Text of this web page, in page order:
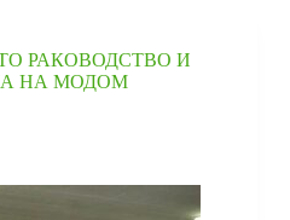
РАКОВОДСТВО И
НА МОДОМ